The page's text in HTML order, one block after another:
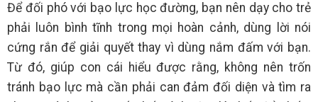
Để đối phó với bạo lực học đường, bạn nên dạy cho trẻ
phải luôn bình tĩnh trong mọi hoàn cảnh, dùng lời nói
cứng rắn để giải quyết thay vì dùng nắm đấm với bạn.
Từ đó, giúp con cái hiểu được rằng, không nên trốn
tránh bạo lực mà cần phải can đảm đối diện và tìm ra